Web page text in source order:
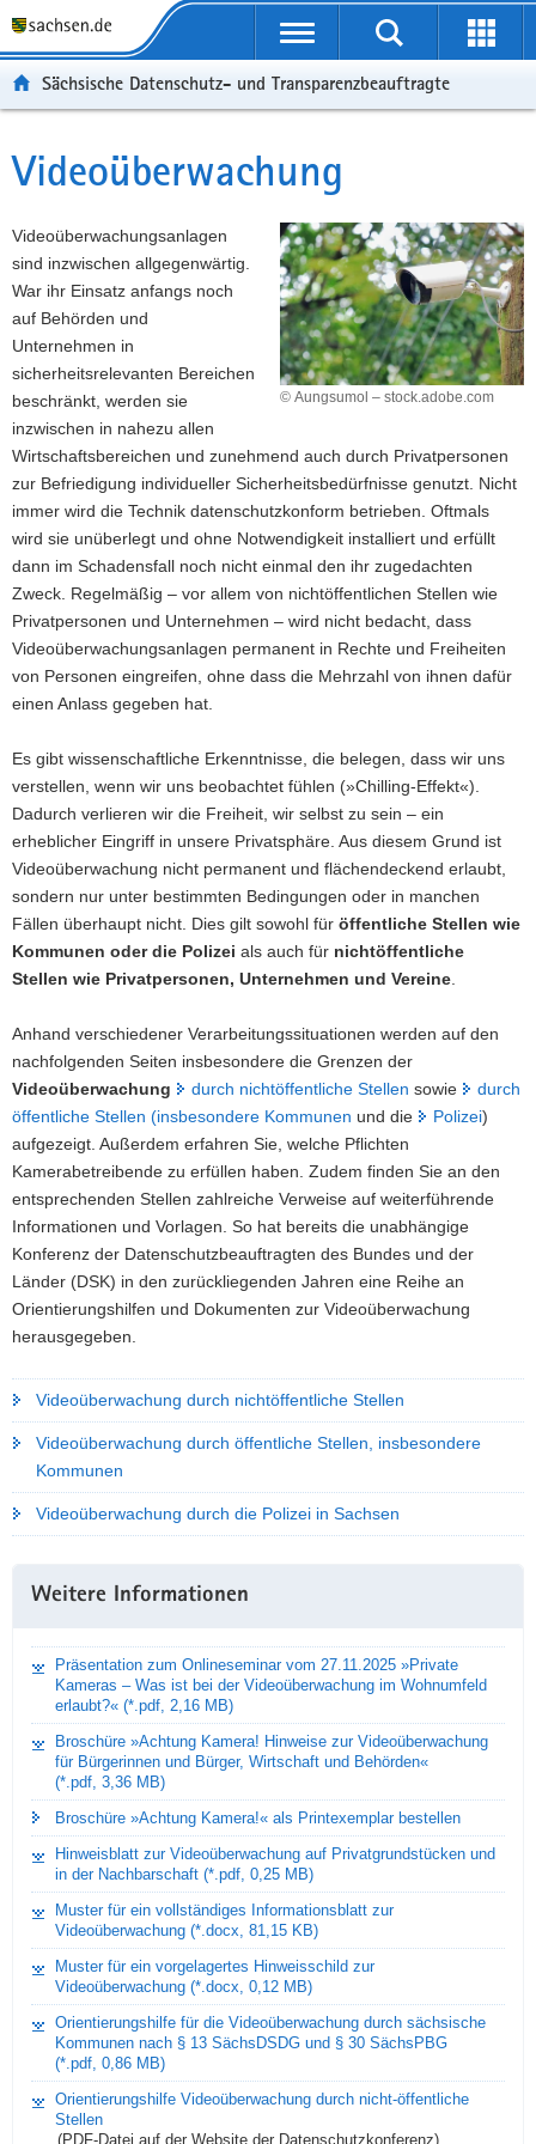
t
ü
e
r
g
r
e
i
f
e
n
d
e
N
a
v
i
g
a
t
o
n
t
n
v
i
g
a
t
i
o
n
p
n
a
l
t
t
-
e
r
e
i
c
h
Sächsische Datenschutz- und Transparenzbeauftragte
Hauptinhalt
Videoüberwachung
© Aungsumol – stock.adobe.com
Videoüberwachungsanlagen
sind inzwischen allgegenwärtig.
War ihr Einsatz anfangs noch
auf Behörden und
Unternehmen in
sicherheitsrelevanten Bereichen
beschränkt, werden sie
inzwischen in nahezu allen
Wirtschaftsbereichen und zunehmend auch durch Privatpersonen
zur Befriedigung individueller Sicherheitsbedürfnisse genutzt. Nicht
immer wird die Technik datenschutzkonform betrieben. Oftmals
wird sie unüberlegt und ohne Notwendigkeit installiert und erfüllt
dann im Schadensfall noch nicht einmal den ihr zugedachten
Zweck. Regelmäßig – vor allem von nichtöffentlichen Stellen wie
Privatpersonen und Unternehmen – wird nicht bedacht, dass
Videoüberwachungsanlagen permanent in Rechte und Freiheiten
von Personen eingreifen, ohne dass die Mehrzahl von ihnen dafür
einen Anlass gegeben hat.
Es gibt wissenschaftliche Erkenntnisse, die belegen, dass wir uns
verstellen, wenn wir uns beobachtet fühlen (»Chilling-Effekt«).
Dadurch verlieren wir die Freiheit, wir selbst zu sein – ein
erheblicher Eingriff in unsere Privatsphäre. Aus diesem Grund ist
Videoüberwachung nicht permanent und flächendeckend erlaubt,
sondern nur unter bestimmten Bedingungen oder in manchen
Fällen überhaupt nicht. Dies gilt sowohl für öffentliche Stellen wie
Kommunen oder die Polizei als auch für nichtöffentliche
Stellen wie Privatpersonen, Unternehmen und Vereine
Anhand verschiedener Verarbeitungssituationen werden auf den
nachfolgenden Seiten insbesondere die Grenzen der
Videoüberwachung
durch nichtöffentliche Stellen sowie
durch
öffentliche Stellen (insbesondere Kommunen und die Polizei)
aufgezeigt. Außerdem erfahren Sie, welche Pflichten
Kamerabetreibende zu erfüllen haben. Zudem finden Sie an den
entsprechenden Stellen zahlreiche Verweise auf weiterführende
Informationen und Vorlagen. So hat bereits die unabhängige
Konferenz der Datenschutzbeauftragten des Bundes und der
Länder (DSK) in den zurückliegenden Jahren eine Reihe an
Orientierungshilfen und Dokumenten zur Videoüberwachung
herausgegeben.
Videoüberwachung durch nichtöffentliche Stellen
Videoüberwachung durch öffentliche Stellen, insbesondere
Kommunen
Videoüberwachung durch die Polizei in Sachsen
Weitere Informationen
Präsentation zum Onlineseminar vom 27.11.2025 »Private
Kameras – Was ist bei der Videoüberwachung im Wohnumfeld
erlaubt?« (*.pdf, 2,16 MB)
Broschüre »Achtung Kamera! Hinweise zur Videoüberwachung
für Bürgerinnen und Bürger, Wirtschaft und Behörden«
(*.pdf, 3,36 MB)
Broschüre »Achtung Kamera!« als Printexemplar bestellen
Hinweisblatt zur Videoüberwachung auf Privatgrundstücken und
in der Nachbarschaft (*.pdf, 0,25 MB)
Muster für ein vollständiges Informationsblatt zur
Videoüberwachung (*.docx, 81,15 KB)
Muster für ein vorgelagertes Hinweisschild zur
Videoüberwachung (*.docx, 0,12 MB)
Orientierungshilfe für die Videoüberwachung durch sächsische
Kommunen nach § 13 SächsDSDG und § 30 SächsPBG
(*.pdf, 0,86 MB)
Orientierungshilfe Videoüberwachung durch nicht-öffentliche
Stellen
(PDF-Datei auf der Website der Datenschutzkonferenz)